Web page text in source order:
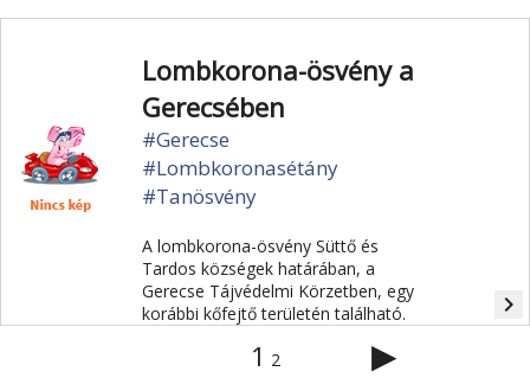
Lombkorona-ösvény a
Gerecsében
#Gerecse
#Lombkoronasétány
#Tanösvény
A lombkorona-ösvény Süttő és
Tardos községek határában, a
Gerecse Tájvédelmi Körzetben, egy
korábbi kőfejtő területén található.
navigate_next
1 2 ▶